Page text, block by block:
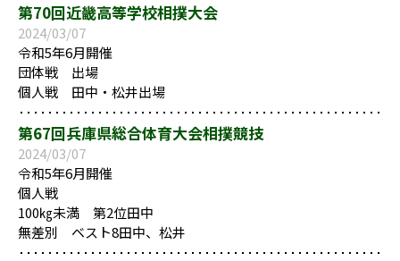
第70回近畿高等学校相撲大会
2024/03/07
令和5年6月開催
団体戦 出場
個人戦 田中・松井出場
第67回兵庫県総合体育大会相撲競技
2024/03/07
令和5年6月開催
個人戦
100㎏未満 第2位田中
無差別 ベスト8田中、松井